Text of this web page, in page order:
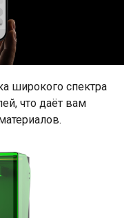
широкого спектра
что даёт вам